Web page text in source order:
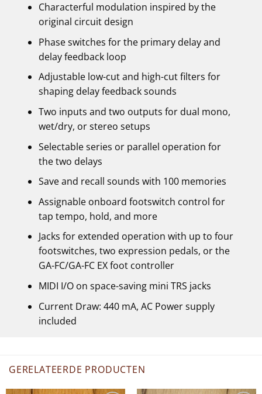
Characterful modulation inspired by the
original circuit design
Phase switches for the primary delay and
delay feedback loop
Adjustable low-cut and high-cut filters for
shaping delay feedback sounds
Two inputs and two outputs for dual mono,
wet/dry, or stereo setups
Selectable series or parallel operation for
the two delays
Save and recall sounds with 100 memories
Assignable onboard footswitch control for
tap tempo, hold, and more
Jacks for extended operation with up to four
footswitches, two expression pedals, or the
GA-FC/GA-FC EX foot controller
MIDI I/O on space-saving mini TRS jacks
Current Draw: 440 mA, AC Power supply
included
GERELATEERDE PRODUCTEN